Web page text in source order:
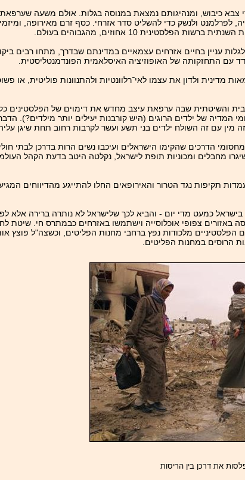
צבא כיבוש, ומנהיגותם נמצאת במנוסה בגלות. אולם משעה
לפרלמנט ולנשק כדי להשליט סדר אזרחי. כסף זרם מאירופה, ומיזמי
עניין בחיים אזרחים עצמאיים במדינתם שבדרך, מתחו רבים
עם התחזקותה של האופוזיציה האיסלאמית הפונדמנטליסטית.
ולדון את עצמו לאי־רלוונטיות ולהתנוונות פוליטית, או
והשיטתית שבה ערפאת עיצב מחדש את דימוים של הפלסטינים
המדיה של ילדים הרוגים (היש קורבנות יעילים יותר מילדים?).
עם זה השולח ילדים בני תשע ועשר לקרבות רחוב תחת שיגן
הדרכים שהקימו הישראלים ועיכבו נשים הרות בדרכן לבתי
מחבלים ומכוניות תופת לישראל, נקלטה היטב בדעת הקהל
תקיפות נגד הטרור והאירופאים החלו להתייגע מהדיווחים
כמעט מדי יום - והביא לכך שלישראל לא נותרה ברירה אלא
צפופי אוכלוסייה וישתמשו באזרחים כבמתרס חי. שיטת
מלכודות נפץ ברחבי מחנות הפליטים, וכשצה"ל פוצץ
הרוסים במחנות הפליטים.
את דרכן בין הריסות